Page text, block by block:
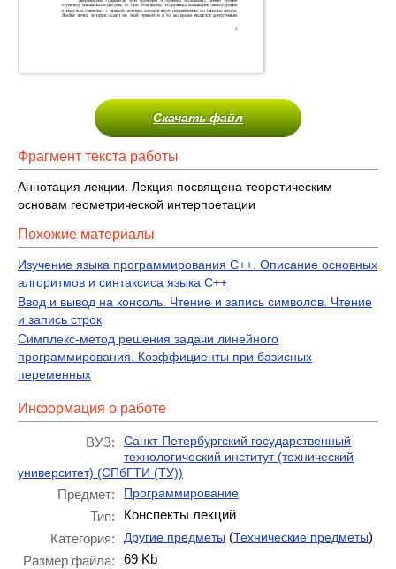
Скачать файл
Фрагмент текста работы
Аннотация лекции. Лекция посвящена теоретическим
основам геометрической интерпретации
Похожие материалы
Изучение языка программирования С++. Описание основных
алгоритмов и синтаксиса языка C++
Ввод и вывод на консоль. Чтение и запись символов. Чтение
и запись строк
Симплекс-метод решения задачи линейного
программирования. Коэффициенты при базисных
переменных
Информация о работе
ВУЗ:
Санкт-Петербургский государственный
технологический институт (технический
университет) (СПбГТИ (ТУ))
Предмет: Программирование
Тип:
Конспекты лекций
Категория:
Другие предметы (Технические предметы)
Размер файла:
69 Kb